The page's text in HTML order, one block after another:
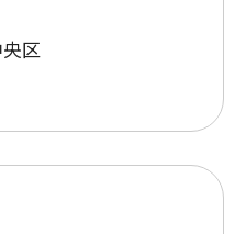
区